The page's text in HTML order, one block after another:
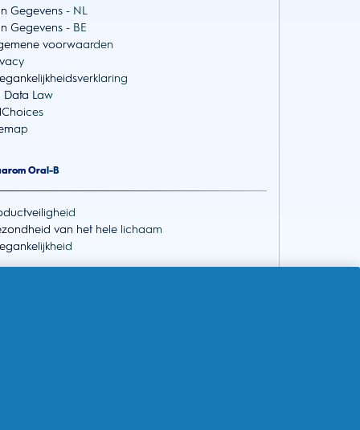
Gegevens - NL
Gegevens - BE
voorwaarden
Data Law
Oral-B
van het hele lichaam